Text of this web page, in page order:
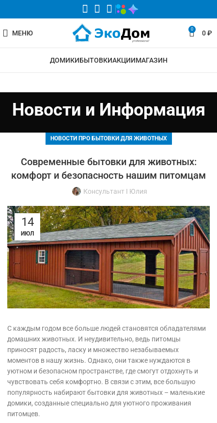
МЕНЮ 0 0₽
ДОМИКИБЫТОВКИАКЦИИМАГАЗИН
Новости и Информация
НОВОСТИ ПРО БЫТОВКИ ДЛЯ ЖИВОТНЫХ
Современные бытовки для животных:
комфорт и безопасность нашим питомцам
Консультант I Юлия
14
ИЮЛ
С каждым годом все больше людей становятся обладателями
домашних животных. И неудивительно, ведь питомцы
приносят радость, ласку и множество незабываемых
моментов в нашу жизнь. Однако, они также нуждаются в
уютном и безопасном пространстве, где смогут отдохнуть и
чувствовать себя комфортно. В связи с этим, все большую
популярность набирают бытовки для животных – маленькие
домики, созданные специально для уютного проживания
питомцев.